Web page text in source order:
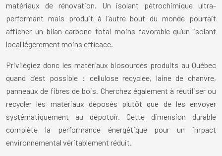
matériaux de rénovation. Un isolant pétrochimique ultra-
performant mais produit à l’autre bout du monde pourrait
afficher un bilan carbone total moins favorable qu’un isolant
local légèrement moins efficace.
Privilégiez donc les matériaux biosourcés produits au Québec
quand c’est possible : cellulose recyclée, laine de chanvre,
panneaux de fibres de bois. Cherchez également à réutiliser ou
recycler les matériaux déposés plutôt que de les envoyer
systématiquement au dépotoir. Cette dimension durable
complète la performance énergétique pour un impact
environnemental véritablement réduit.